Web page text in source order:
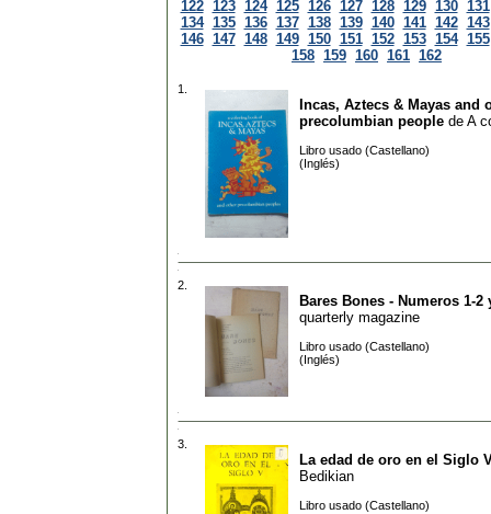
122 123 124 125 126 127 128 129 130 131
134 135 136 137 138 139 140 141 142 143
146 147 148 149 150 151 152 153 154 155
158 159 160 161 162
1.
Incas, Aztecs & Mayas and
precolumbian people de A
Libro usado (Castellano)
(Inglés)
2.
Bares Bones - Numeros 1-2
quarterly magazine
Libro usado (Castellano)
(Inglés)
3.
La edad de oro en el Siglo
Bedikian
Libro usado (Castellano)